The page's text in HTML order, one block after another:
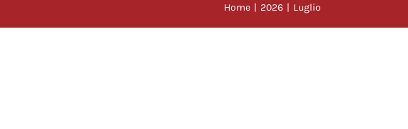
Home 2026 Luglio